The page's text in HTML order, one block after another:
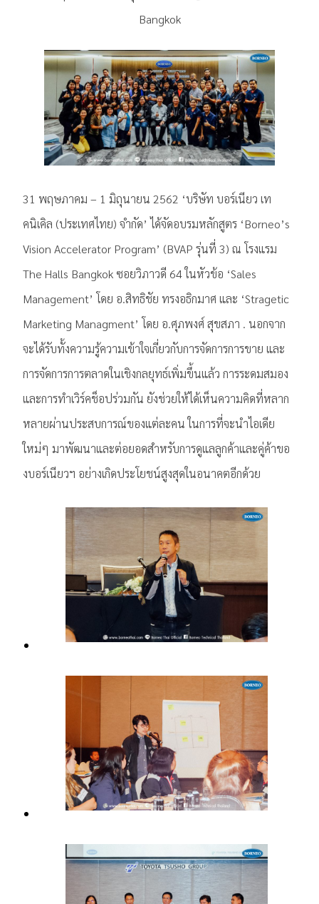
Bangkok
31 พฤษภาคม – 1 มิถุนายน 2562 ‘บริษัท บอร์เนียว เท
คนิเคิล (ประเทศไทย) จำกัด’ ได้จัดอบรมหลักสูตร ‘Borneo’s
Vision Accelerator Program’ (BVAP รุ่นที่ 3) ณ โรงแรม
The Halls Bangkok ซอยวิภาวดี 64 ในหัวข้อ ‘Sales
Management’ โดย อ.สิทธิชัย ทรงอธิกมาศ และ ‘Stragetic
Marketing Managment’ โดย อ.ศุภพงศ์ สุขสภา . นอกจาก
จะได้รับทั้งความรู้ความเข้าใจเกี่ยวกับการจัดการการขาย และ
การจัดการการตลาดในเชิงกลยุทธ์เพิ่มขึ้นแล้ว การระดมสมอง
และการทำเวิร์คช็อปร่วมกัน ยังช่วยให้ได้เห็นความคิดที่หลาก
หลายผ่านประสบการณ์ของแต่ละคน ในการที่จะนำไอเดีย
ใหม่ๆ มาพัฒนาและต่อยอดสำหรับการดูแลลูกค้าและคู่ค้าขอ
งบอร์เนียวฯ อย่างเกิดประโยชน์สูงสุดในอนาคตอีกด้วย